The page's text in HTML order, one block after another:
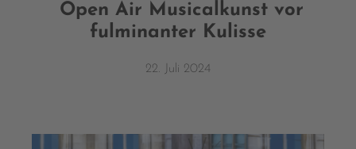
Open Air Musicalkunst vor
fulminanter Kulisse
22. Juli 2024